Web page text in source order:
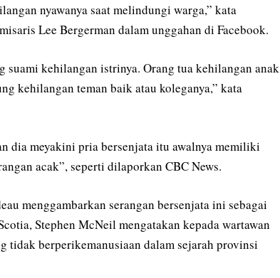
nyawanya saat melindungi warga,” kata
Lee Bergerman dalam unggahan di Facebook.
suami kehilangan istrinya. Orang tua kehilangan anak
kehilangan teman baik atau koleganya,” kata
dia meyakini pria bersenjata itu awalnya memiliki
acak”, seperti dilaporkan CBC News.
menggambarkan serangan bersenjata ini sebagai
Stephen McNeil mengatakan kepada wartawan
tidak berperikemanusiaan dalam sejarah provinsi